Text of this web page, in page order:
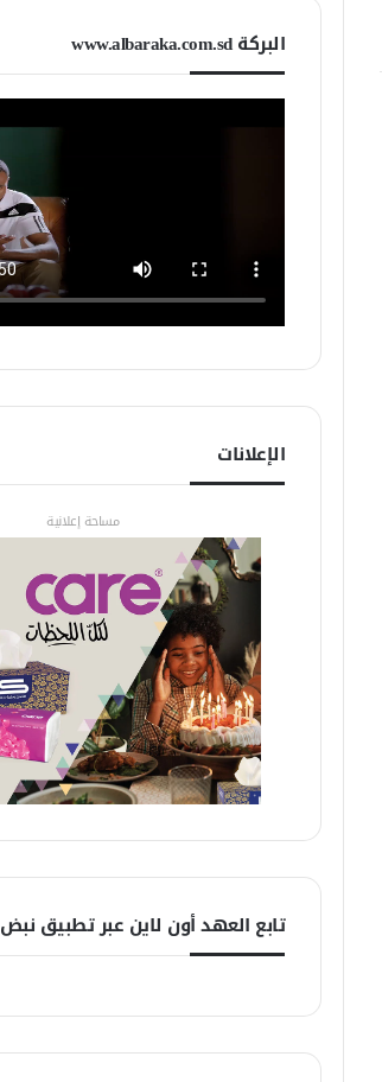
البركة www.albaraka.com.sd
الإعلانات
مساحة إعلانية
تابع العهد أون لاين عبر تطبيق نبض